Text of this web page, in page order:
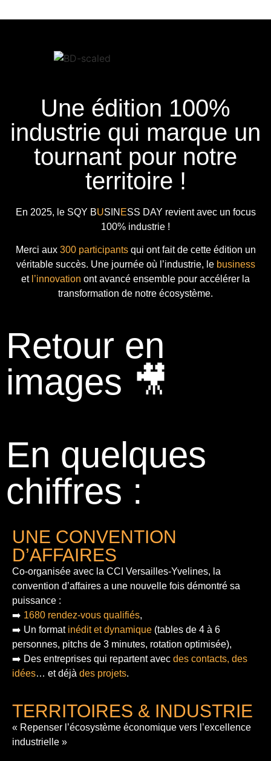
Une édition 100%
industrie qui marque un
tournant pour notre
territoire !
En 2025, le SQY BUSIN ESS DAY revient avec un focus
100% industrie !
Merci aux 300 participantsqui ont fait de cette édition un
véritable succès. Une journée où l’industrie, le business
et l’innovation ont avancé ensemble pour accélérer la
transformation de notre écosystème.
Retour en
images 🎥
En quelques
chiffres :
UNE CONVENTION
D’AFFAIRES
Co-organisée avec la CCI Versailles-Yvelines, la
convention d’affaires a une nouvelle fois démontré sa
puissance :
➡️ 1680 rendez-vous qualifiés,
➡️ Un format inédit et dynamique (tables de 4 à 6
personnes, pitchs de 3 minutes, rotation optimisée),
➡️ Des entreprises qui repartent avec des contacts, des
idées… et déjà des projets.
TERRITOIRES & INDUSTRIE
« Repenser l’écosystème économique vers l’excellence
industrielle »